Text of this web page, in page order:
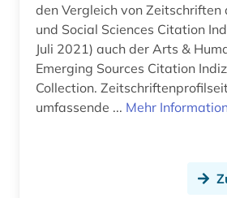
den Vergleich von Zeitschriften
und Social Sciences Citation
Juli 2021) auch der Arts &
Emerging Sources Citation
Collection.
umfassende ... Mehr